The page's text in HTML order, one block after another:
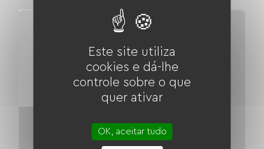
Este site utiliza
cookies e dá-lhe
controle sobre o que
quer ativar
OK, aceitar tudo